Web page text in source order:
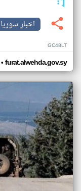
اخبار سوريا
GC48LT
• furat.alwehda.gov.sy